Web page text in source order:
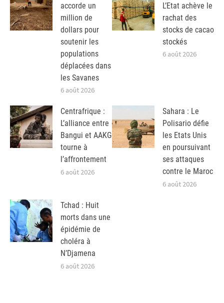
accorde un
million de
dollars pour
soutenir les
populations
déplacées dans
les Savanes
6 août 2026
L’Etat achève le
rachat des
stocks de cacao
stockés
6 août 2026
Centrafrique :
L’alliance entre
Bangui et AAKG
tourne à
l’affrontement
6 août 2026
Sahara : Le
Polisario défie
les Etats Unis
en poursuivant
ses attaques
contre le Maroc
6 août 2026
Tchad : Huit
morts dans une
épidémie de
choléra à
N’Djamena
6 août 2026